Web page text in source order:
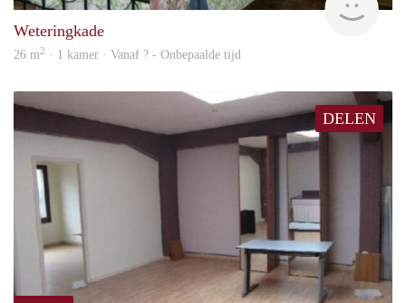
Weteringkade
26 m2 · 1 kamer · Vanaf ? - Onbepaalde tijd
DELEN